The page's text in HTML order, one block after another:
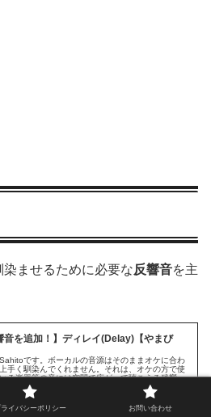
ませるために必要な反響音を主
音を追加！】ディレイ(Delay)【やまび
です。ボーカルの音源はそのままオケに合わ
手く馴染んでくれません。それは、オケの方で使
る楽器等の音には空間で広がって聴こえる残響
響音等がかかっており、楽器の音は響いているのに
ルの音声には残響音・反...
2019.11.24
ライバシーポリシー お問い合わせ